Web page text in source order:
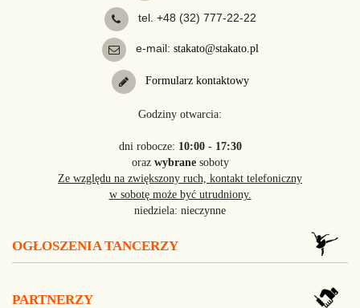
tel. +48 (32) 777-22-22
e-mail: stakato@stakato.pl
Formularz kontaktowy
Godziny otwarcia:
dni robocze: 10:00 - 17:30
oraz wybranesoboty
Ze względu na zwiększony ruch, kontakt telefoniczny
w sobotę może być utrudniony.
niedziela: nieczynne
OGŁOSZENIA TANCERZY
PARTNERZY